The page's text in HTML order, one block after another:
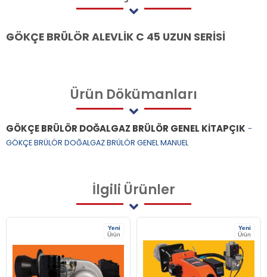
GÖKÇE BRÜLÖR ALEVLİK C 45 UZUN SERİSİ
Ürün Dökümanları
GÖKÇE BRÜLÖR DOĞALGAZ BRÜLÖR GENEL KİTAPÇIK -
GÖKÇE BRÜLÖR DOĞALGAZ BRÜLÖR GENEL MANUEL
İlgili Ürünler
Yeni
Ürün
Yeni
Ürün